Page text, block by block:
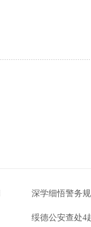
深学细悟警务
绥德公安查处4